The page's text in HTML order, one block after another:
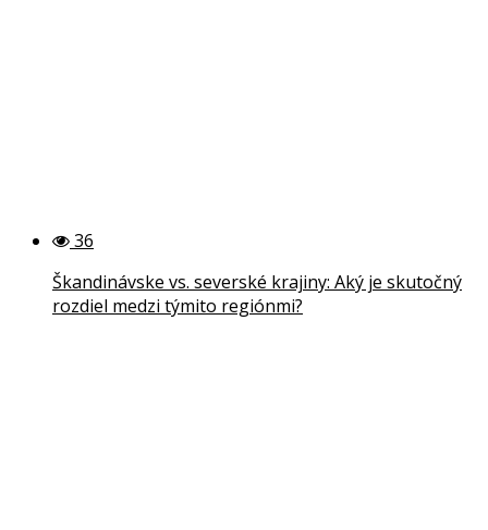
36
Škandinávske vs. severské krajiny: Aký je skutočný
rozdiel medzi týmito regiónmi?